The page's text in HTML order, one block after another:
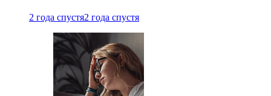
2 года спустя2 года спустя